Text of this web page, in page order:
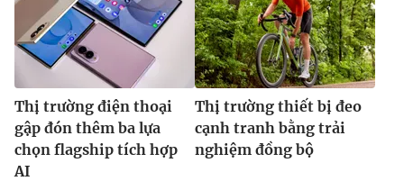
Thị trường điện thoại
gập đón thêm ba lựa
chọn flagship tích hợp
AI
Thị trường thiết bị đeo
cạnh tranh bằng trải
nghiệm đồng bộ